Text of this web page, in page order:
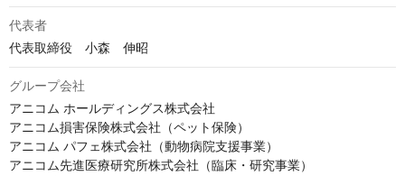
代表者
代表取締役　小森　伸昭
グループ会社
アニコム ホールディングス株式会社
アニコム損害保険株式会社（ペット保険）
アニコム パフェ株式会社（動物病院支援事業）
アニコム先進医療研究所株式会社（臨床・研究事業）